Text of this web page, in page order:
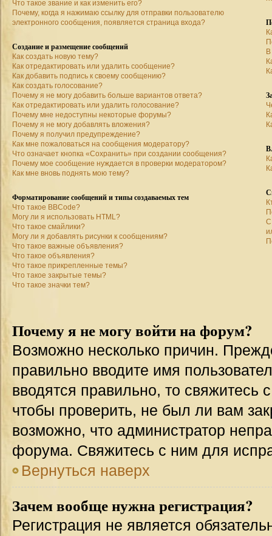
Что такое звание и как изменить его?
Почему, когда я нажимаю ссылку для отправки пользователю
электронного сообщения, появляется страница входа?
Создание и размещение сообщений
Как создать новую тему?
Как отредактировать или удалить сообщение?
Как добавить подпись к своему сообщению?
Как создать голосование?
Почему я не могу добавить больше вариантов ответа?
Как отредактировать или удалить голосование?
Почему мне недоступны некоторые форумы?
Почему я не могу добавлять вложения?
Почему я получил предупреждение?
Как мне пожаловаться на сообщения модератору?
Что означает кнопка «Сохранить» при создании сообщения?
Почему мое сообщение нуждается в проверки модератором?
Как мне вновь поднять мою тему?
Форматирование сообщений и типы создаваемых тем
Что такое BBCode?
Могу ли я использовать HTML?
Что такое смайлики?
Могу ли я добавлять рисунки к сообщениям?
Что такое важные объявления?
Что такое объявления?
Что такое прикрепленные темы?
Что такое закрытые темы?
Что такое значки тем?
С
Почему я не могу войти на форум?
Возможно несколько причин.
правильно вводите имя
вводятся правильно, то
чтобы проверить, не был ли вам
возможно, что администратор
форума. Свяжитесь с ним для
Вернуться наверх
Зачем вообще нужна регистрация?
Регистрация не является